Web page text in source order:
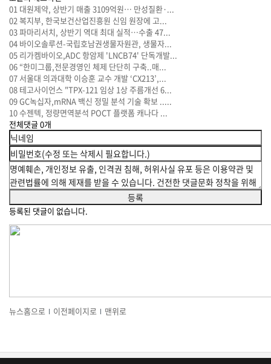
01 대원제약, 상반기 매출 3109억원… 만성질환·...
02복지부, 한국보건산업진흥원 신임 원장에 고...
03파마리서치, 상반기 역대 최대 실적…수출 47...
04 바이오솔루션-국립호남권생물자원관, 생물자...
05 리가켐바이오,ADC 항암제 'LNCB74' 단독개발...
06 “한미그룹,전문경영인 체제 단단히 구축..매...
07 서울대 의과대학 이승훈 교수 개발 ‘CX213’,...
08 테고사이언스 "TPX-121 임상 1상 주름개선 6...
09GC녹십자,mRNA 백신 정밀 분석 기술 확보 .....
10수젠텍, 정량면역분석 POCT 플랫폼 캐나다 ...
전체댓글0개
등록된 댓글이 없습니다.
뉴스홈으로 이전페이지로 맨위로